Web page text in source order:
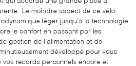
consentez à recevoir nos propositions commerciales
Le moindre aspect de ce vélo,
léger jusqu’à la technologie
le confort en passant par les
gestion de l’alimentation et de
développé pour vous
vos records personnels encore et